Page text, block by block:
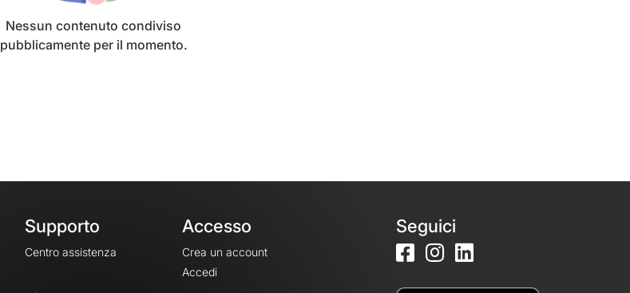
Nessun contenuto condiviso
pubblicamente per il momento.
Supporto
Centro assistenza
Accesso
Crea un account
Accedi
Seguici